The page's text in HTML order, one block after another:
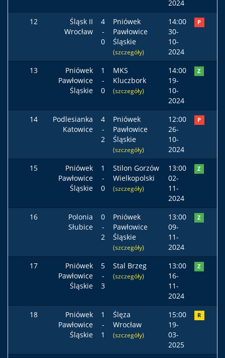
2024
12
Śląsk II
Wrocław
4
-
0
Pniówek
Pawłowice
Śląskie
(szczegóły)
14:00
30-
10-
2024
P
13
Pniówek
Pawłowice
Śląskie
1
-
0
MKS
Kluczbork
(szczegóły)
14:00
19-
10-
2024
Z
14
Podlesianka
Katowice
4
-
2
Pniówek
Pawłowice
Śląskie
(szczegóły)
12:00
26-
10-
2024
P
15
Pniówek
Pawłowice
Śląskie
1
-
0
Stilon Gorzów
Wielkopolski
(szczegóły)
13:00
02-
11-
2024
Z
16
Polonia
Słubice
0
-
2
Pniówek
Pawłowice
Śląskie
(szczegóły)
13:00
09-
11-
2024
Z
17
Pniówek
Pawłowice
Śląskie
5
-
3
Stal Brzeg
(szczegóły)
13:00
16-
11-
2024
Z
18
Pniówek
Pawłowice
Śląskie
1
-
1
Ślęza
Wrocław
(szczegóły)
15:00
19-
03-
2025
R